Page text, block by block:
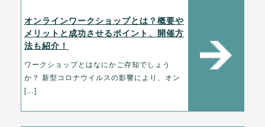
オンラインワークショップとは？概要や
メリットと成功させるポイント、開催方
法も紹介！
ワークショップとはなにかご存知でしょう
か？ 新型コロナウイルスの影響により、オン
[…]